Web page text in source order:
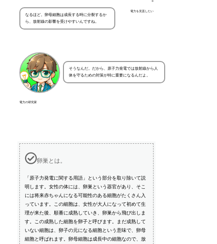
電力を見直したい
なるほど。卵母細胞は成長する時に分裂するか
ら、放射線の影響を受けやすいんですね。
電力の研究家
そうなんだ。だから、原子力発電では放射線から人
体を守るための対策が特に重要になるんだよ。
卵巣とは。
「原子力発電に関する用語」という部分を取り除いて説
明します。女性の体には、卵巣という器官があり、そこ
には将来赤ちゃんになる可能性のある細胞がたくさん入
っています。この細胞は、女性が大人になって初めて生
理が来た後、順番に成熟していき、卵巣から飛び出しま
す。この成熟した細胞を卵子と呼びます。まだ成熟して
いない細胞は、卵子の元になる細胞という意味で、卵母
細胞と呼ばれます。卵母細胞は成長中の細胞なので、放